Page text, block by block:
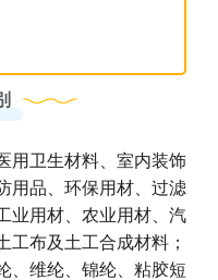
用卫生材料、室内装饰
用品、环保用材、过滤
业用材、农业用材、汽
工布及土工合成材料；
、维纶、锦纶、粘胶短